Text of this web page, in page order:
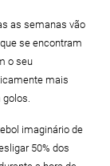
as semanas vão
se encontram
o seu
mais
golos.
imaginário de
50% dos